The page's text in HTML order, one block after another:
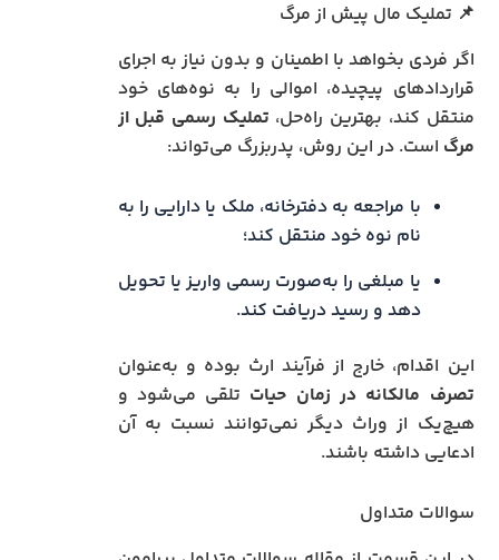
📌 تملیک مال پیش از مرگ
اگر فردی بخواهد با اطمینان و بدون نیاز به اجرای
قراردادهای پیچیده، اموالی را به نوه‌های خود
منتقل کند، بهترین راه‌حل، تملیک رسمی قبل از
مرگ است. در این روش، پدربزرگ می‌تواند:
با مراجعه به دفترخانه، ملک یا دارایی را به
نام نوه خود منتقل کند؛
یا مبلغی را به‌صورت رسمی واریز یا تحویل
دهد و رسید دریافت کند.
این اقدام، خارج از فرآیند ارث بوده و به‌عنوان
تصرف مالکانه در زمان حیات تلقی می‌شود و
هیچ‌یک از وراث دیگر نمی‌توانند نسبت به آن
ادعایی داشته باشند.
سوالات متداول